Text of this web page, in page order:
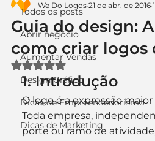
Todos os posts
Abrir negócio
Aumentar Vendas
Design Gráfico
Dicas de Empreendedorismo
Dicas de Marketing
Guia do design:
como criar logos
We Do Logos 21 de abr. de 2016
Avaliado com NaN de 5
1. Introdução
O logo é a expressão
Toda empresa,
porte ou ramo de